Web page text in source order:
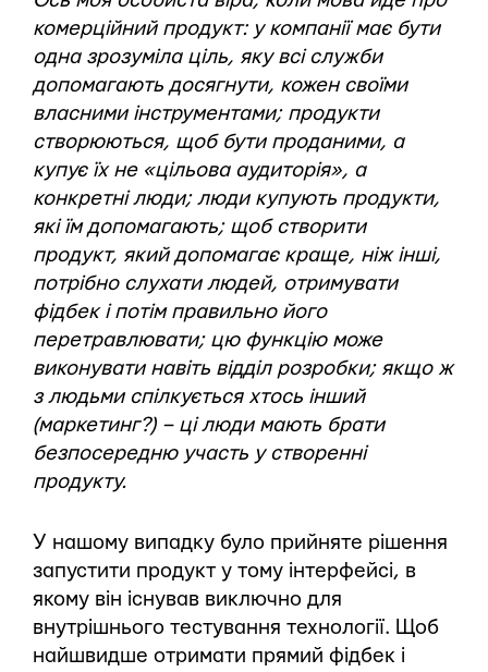
комерційний продукт: у компанії має бути
одна зрозуміла ціль, яку всі служби
допомагають досягнути, кожен своїми
власними інструментами; продукти
створюються, щоб бути проданими, а
купує їх не «цільова аудиторія», а
конкретні люди; люди купують продукти,
які їм допомагають; щоб створити
продукт, який допомагає краще, ніж інші,
потрібно слухати людей, отримувати
фідбек і потім правильно його
перетравлювати; цю функцію може
виконувати навіть відділ розробки; якщо ж
з людьми спілкується хтось інший
(маркетинг?) – ці люди мають брати
безпосередню участь у створенні
продукту.
У нашому випадку було прийняте рішення
запустити продукт у тому інтерфейсі, в
якому він існував виключно для
внутрішнього тестування технології. Щоб
найшвидше отримати прямий фідбек і